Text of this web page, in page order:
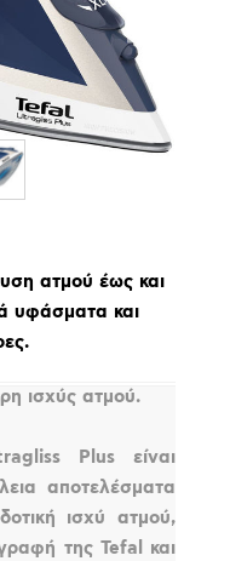
ατμού έως και
υφάσματα και
ισχύς ατμού.
Plus είναι
αποτελέσματα
ισχύ ατμού,
της Tefal και